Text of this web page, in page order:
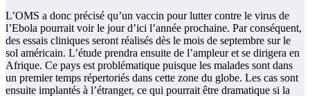
L’OMS a donc précisé qu’un vaccin pour lutter contre le virus de
l’Ebola pourrait voir le jour d’ici l’année prochaine. Par conséquent,
des essais cliniques seront réalisés dès le mois de septembre sur le
sol américain. L’étude prendra ensuite de l’ampleur et se dirigera en
Afrique. Ce pays est problématique puisque les malades sont dans
un premier temps répertoriés dans cette zone du globe. Les cas sont
ensuite implantés à l’étranger, ce qui pourrait être dramatique si la